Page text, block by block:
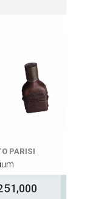
ORTO PARISI
35,251,000